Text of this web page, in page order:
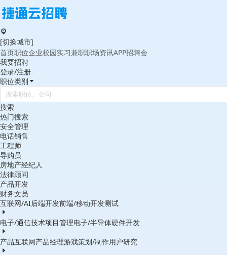
[切换城市]
首页职位企业校园实习兼职职场资讯APP招聘会
我要招聘
登录/注册
职位类别
搜索
热门搜索
安全管理
电话销售
工程师
导购员
房地产经纪人
法律顾问
产品开发
财务文员
互联网/AI后端开发前端/移动开发测试
电子/通信技术项目管理电子/半导体硬件开发
产品互联网产品经理游戏策划/制作用户研究